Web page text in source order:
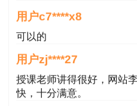
静态投资回收期
=（1000+200）/
一建考前冲刺抢分大
打卡活动，赢取学习好礼
用户c7****x8
可以的
用户zj****27
授课老师讲得很好，网站
快，十分满意。